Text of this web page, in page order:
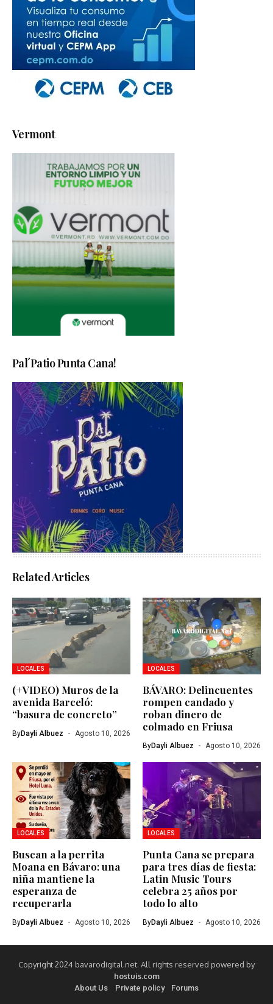
Vermont
Pal´Patio Punta Cana!
Related Articles
LOCALES
(+VIDEO) Muros de la
avenida Barceló:
“basura de concreto”
ByDayli Albuez Agosto 10, 2026
LOCALES
BÁVARO: Delincuentes
rompen candado y
roban dinero de
colmado en Friusa
ByDayli Albuez Agosto 10, 2026
LOCALES
Buscan a la perrita
Moana en Bávaro: una
niña mantiene la
esperanza de
recuperarla
ByDayli Albuez Agosto 10, 2026
LOCALES
Punta Cana se prepara
para tres días de fiesta:
Latin Music Tours
celebra 25 años por
todo lo alto
ByDayli Albuez Agosto 10, 2026
Copyright 2024 bavarodigital.net. All rights reserved powered by
hostuis.com
About Us Private policy Forums